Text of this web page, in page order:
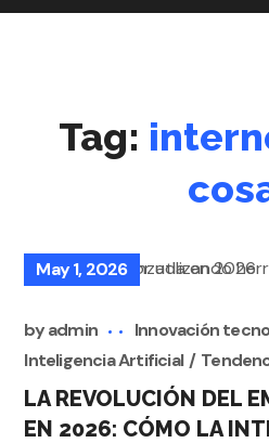
Tag:
May 1, 2026
byadmin
Innovación
Inteligencia Artificial
LA REVOLUCIÓN DEL
EN 2026: CÓMO LA